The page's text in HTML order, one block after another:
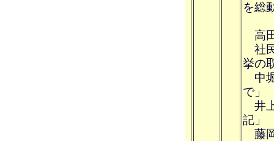
を総
高
社
挙の
中
で」
井
記」
藤